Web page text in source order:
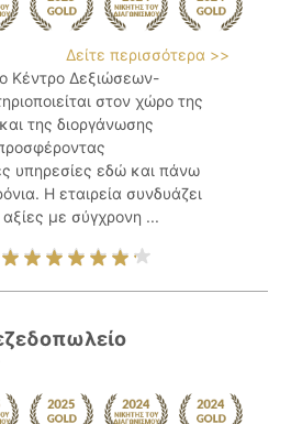
Δείτε περισσότερα >>
Κέντρο Δεξιώσεων-
στον χώρο της
της διοργάνωσης
υπηρεσίες εδώ και πάνω
Η εταιρεία συνδυάζει
με σύγχρονη ...